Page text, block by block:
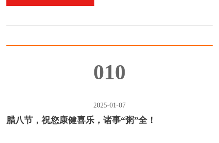
010
2025-01-07
腊八节，祝您康健喜乐，诸事“粥”全！